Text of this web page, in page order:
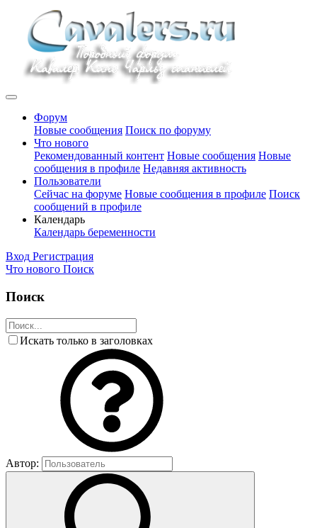
Форум
Новые сообщения Поиск по форуму
Что нового
Рекомендованный контент Новые сообщения Новые
сообщения в профиле Недавняя активность
Пользователи
Сейчас на форуме Новые сообщения в профиле Поиск
сообщений в профиле
Календарь
Календарь беременности
Вход Регистрация
Что нового Поиск
Поиск
Искать только в заголовках
Автор: